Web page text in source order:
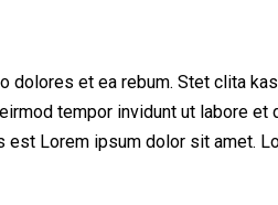
dolores et ea rebum. Stet clita
tempor invidunt ut labore
est Lorem ipsum dolor sit amet.